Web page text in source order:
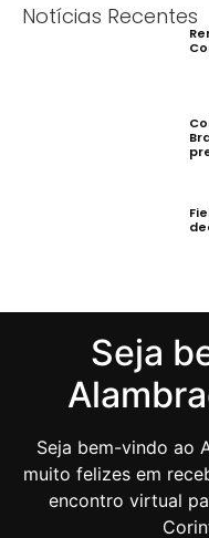
Notícias Recentes
Seja
Seja bem-vindo ao
muito felizes em
encontro virtual